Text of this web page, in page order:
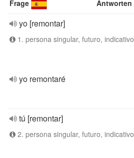
Frage Antworten
yo [remontar]
1. persona singular, futuro, indicativo
yo remontaré
tú [remontar]
2. persona singular, futuro, indicativo